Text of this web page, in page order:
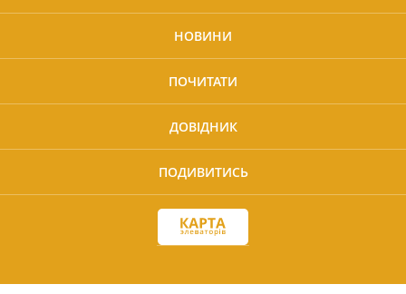
НОВИНИ
ПОЧИТАТИ
ДОВІДНИК
ПОДИВИТИСЬ